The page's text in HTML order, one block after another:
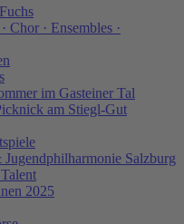
Chor · Ensembles ·
im Gasteiner Tal
am Stiegl-Gut
Salzburg
2025